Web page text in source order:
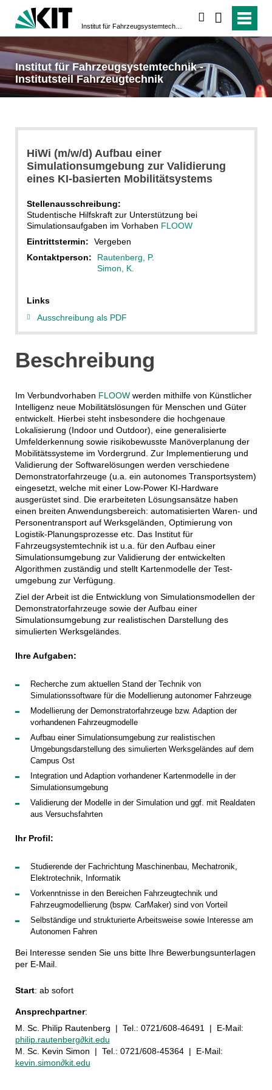
Institut für Fahrzeugsystemtechnik -
Institutsteil Fahrzeugtechnik
HiWi (m/w/d) Aufbau einer
Simulationsumgebung zur Validierung
eines KI-basierten Mobilitätsystems
Stellenausschreibung:
Studentische Hilfskraft zur Unterstützung bei
Simulationsaufgaben im Vorhaben FLOOW
Eintrittstermin:
Vergeben
Kontaktperson:
Rautenberg, P.
Simon, K.
Links
Ausschreibung als PDF
Beschreibung
Im Verbundvorhaben FLOOWwerden mithilfe von Künstlicher
Intelligenz neue Mobilitätslösungen für Menschen und Güter
entwickelt. Hierbei steht insbesondere die hochgenaue
Lokalisierung (Indoor und Outdoor), eine generalisierte
Umfeld­erkennung sowie risikobewusste Manöverplanung der
Mobilitätssysteme im Vorder­grund. Zur Implementierung und
Validierung der Softwarelösungen werden ver­schiedene
Demonstrator­fahrzeuge (u.a. ein autonomes Transportsystem)
eingesetzt, welche mit einer Low-Power KI-Hardware
ausgerüstet sind. Die erarbeiteten Lösungsansätze haben
einen breiten Anwendungs­bereich: automatisierten Waren- und
Personentransport auf Werksgeländen, Optimierung von
Logistik-Planungs­prozesse etc. Das Institut für
Fahrzeugsystemtechnik ist u.a. für den Aufbau einer
Simulations­umgebung zur Validierung der entwickelten
Algorithmen zuständig und stellt Kartenmodelle der Test­
umgebung zur Verfügung.
Ziel der Arbeit ist die Entwicklung von Simulationsmodellen der
Demonstratorfahrzeuge sowie der Aufbau einer
Simulationsumgebung zur realistischen Darstellung des
simulierten Werksgeländes.
Ihre Aufgaben:
Recherche zum aktuellen Stand der Technik von
Simulationssoftware für die Modellierung autonomer Fahrzeuge
Modellierung der Demonstratorfahrzeuge bzw. Adaption der
vorhandenen Fahrzeugmodelle
Aufbau einer Simulationsumgebung zur realistischen
Umgebungsdarstellung des simulierten Werksgeländes auf dem
Campus Ost
Integration und Adaption vorhandener Kartenmodelle in der
Simulationsumgebung
Validierung der Modelle in der Simulation und ggf. mit Realdaten
aus Versuchsfahrten
Ihr Profil:
Studierende der Fachrichtung Maschinenbau, Mechatronik,
Elektrotechnik, Informatik
Vorkenntnisse in den Bereichen Fahrzeugtechnik und
Fahrzeugmodellierung (bspw. CarMaker) sind von Vorteil
Selbständige und strukturierte Arbeitsweise sowie Interesse am
Autonomen Fahren
Bei Interesse senden Sie uns bitte Ihre Bewerbungsunterlagen
per E-Mail.
Start: ab sofort
Ansprechpartner:
M. Sc. Philip Rautenberg | Tel.: 0721/608-46491 | E-Mail:
philip.rautenberg∂kit.edu
M. Sc. Kevin Simon | Tel.: 0721/608-45364| E-Mail:
kevin.simon∂kit.edu